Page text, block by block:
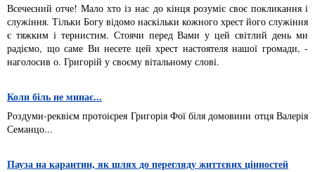
Всечесний отче! Мало хто із нас до кінця розуміє своє покликання і
служіння. Тільки Богу відомо наскільки кожного хрест його служіння
є тяжким і тернистим. Стоячи перед Вами у цей світлий день ми
радіємо, що саме Ви несете цей хрест настоятеля нашої громади, -
наголосив о. Григорій у своєму вітальному слові.
Коли біль не минає...
Роздуми-реквієм протоієрея Григорія Фої біля домовини отця Валерія
Семанцо...
Пауза на карантин, як шлях до перегляду життєвих цінностей